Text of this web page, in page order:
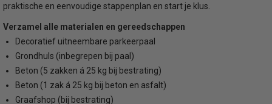
praktische en eenvoudige stappenplan en start je klus.
Verzamel alle materialen en gereedschappen
Decoratief uitneembare parkeerpaal
Grondhuls (inbegrepen bij paal)
Beton (5 zakken á 25 kg bij bestrating)
Beton (1 zak á 25 kg bij beton en asfalt)
Graafshop (bij bestrating)